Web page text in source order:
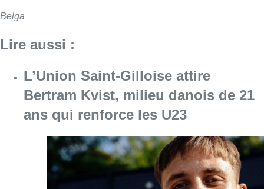
Belga
Lire aussi :
L’Union Saint-Gilloise attire
Bertram Kvist, milieu danois de 21
ans qui renforce les U23